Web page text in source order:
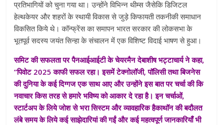
प्रतिभागियों को चुना गया था। उन्‍होंने विभिन्‍न थीम्‍स जैसेकि डिजिटल
हेल्‍थकेयर और शहरों के स्‍थायी विकास से जुड़े किफायती तकनीकी समाधान
विकसित किये थे। कॉन्‍फ्रेंस का समापन भारत सरकार की लोकसभा के
भूतपूर्व सदस्‍य जयंत सिन्‍हा के संचालन में एक विशिष्‍ट विदाई भाषण से हुआ।
समिट की सफलता पर पैनआईआईटी के चेयरमैन देबाशीष भट्टाचार्य ने कहा,
‘‘पिवोट 2025 काफी सफल रहा। इसमें टेक्‍नोलॉजी, पॉलिसी तथा बिजनेस
की दुनिया के कई दिग्‍गज एक साथ आए और उन्‍होंने इस बात पर चर्चा की कि
नवाचार किस तरह से हमारे भविष्‍य को आकार दे रहा है। इन चर्चाओं,
स्‍टार्टअप के लिये जोश से भरा सिस्‍टम और व्‍यावहारिक हैकाथॉन की बदौलत
लंबे समय के लिये कई साझेदारियां की गईं और कई महत्‍वपूर्ण जानकारियाँ भी